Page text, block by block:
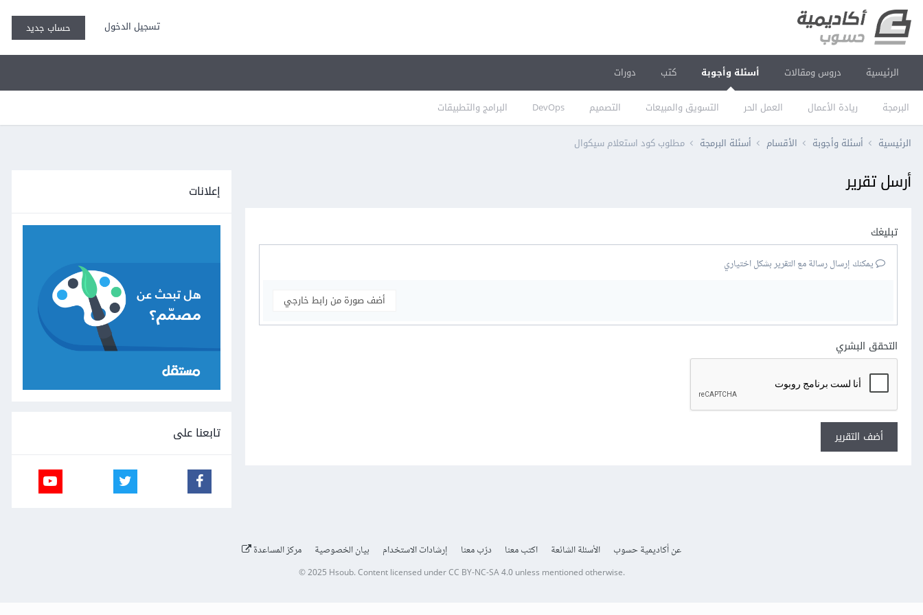
تسجيل الدخول حساب جديد
الرئيسية دروس ومقالات أسئلة وأجوبة
البرمجة ريادة الأعمال العمل الحر التسويق والمبيعات التصميم DevOps البرامج والتطبيقات
كتب دورات
الرئيسية أسئلة وأجوبة الأقسام أسئلة البرمجة مطلوب كود استعلام سيكوال
أرسل تقرير
تبليغك
يمكنك إرسال رسالة مع التقرير بشكل اختياري
أضف صورة من رابط خارجي
التحقق البشري
أضف التقرير
إعلانات
تابعنا على
عن أكاديمية حسوب الأسئلة الشائعة اكتب معنا درّب معنا إرشادات الاستخدام بيان الخصوصية مركز المساعدة
© 2025 Hsoub.Content licensed underCC BY-NC-SA 4.0unless mentioned otherwise.